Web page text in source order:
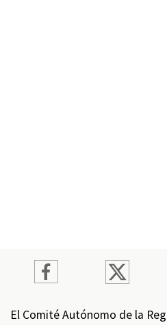
El Comité Autónomo de la